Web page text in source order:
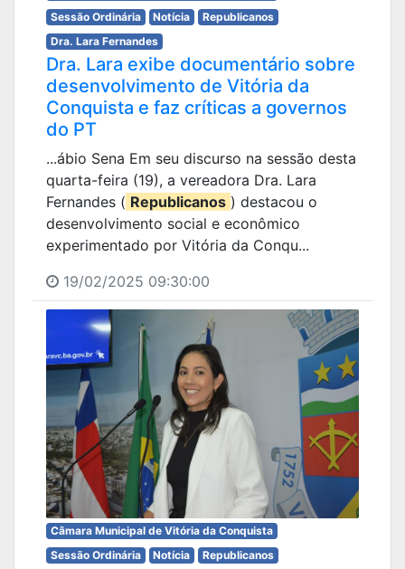
Sessão Ordinária
Notícia
Republicanos
Dra. Lara Fernandes
Dra. Lara exibe documentário sobre
desenvolvimento de Vitória da
Conquista e faz críticas a governos
do PT
...ábio Sena Em seu discurso na sessão desta
quarta-feira (19), a vereadora Dra. Lara
Fernandes ( Republicanos ) destacou o
desenvolvimento social e econômico
experimentado por Vitória da Conqu...
19/02/2025 09:30:00
Câmara Municipal de Vitória da Conquista
Sessão Ordinária
Notícia
Republicanos